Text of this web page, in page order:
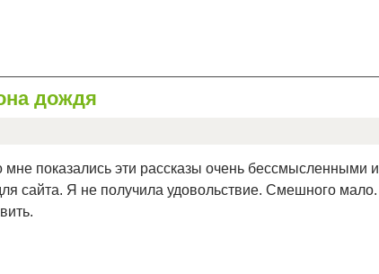
дождя
показались эти рассказы очень бессмысленными и
сайта. Я не получила удовольствие. Смешного мало.